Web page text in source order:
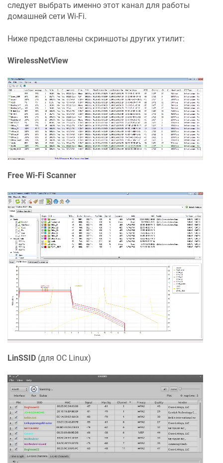
следует выбрать именно этот канал для работы
домашней сети Wi-Fi.
Ниже представлены скриншоты других утилит:
WirelessNetView
Free Wi-Fi Scanner
LinSSID (для ОС Linux)